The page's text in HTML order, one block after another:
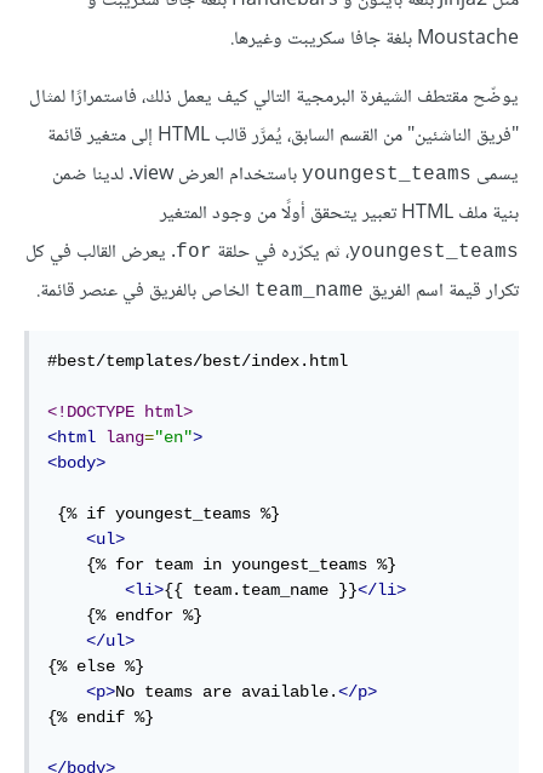
Moustache بلغة جافا سكريبت وغيرها.
يوضّح مقتطف الشيفرة البرمجية التالي كيف يعمل ذلك، فاستمرارًا لمثال
"فريق الناشئين" من القسم السابق، يُمرَّر قالب HTML إلى متغير قائمة
يسمى youngest_teams
باستخدام العرض view. لدينا ضمن
بنية ملف HTML تعبير يتحقق أولًا من وجود المتغير
youngest_teams، ثم يكرّره في حلقة for. يعرض القالب في كل
تكرار قيمة اسم الفريق team_name الخاص بالفريق في عنصر قائمة.
#best/templates/best/index.html
<!DOCTYPE html>
<html lang="en">
<body>
<ul>
<li>{{ team.team_name }}</li>
</ul>
{% else %}
<p>No teams are available.</p>
{% endif %}
</body>